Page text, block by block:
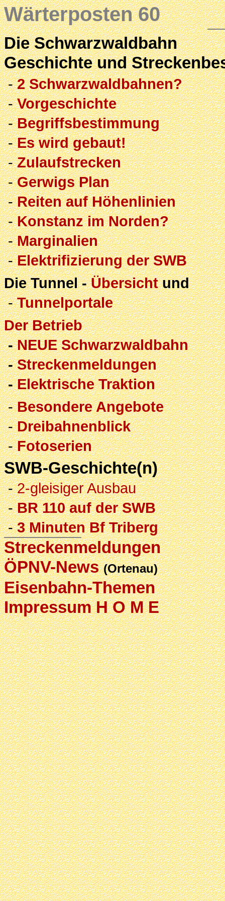
Wärterposten 60
Die Schwarzwaldbahn
Geschichte und
-2 Schwarzwaldbahnen?
-Vorgeschichte
-Begriffsbestimmung
-Es wird gebaut!
-Zulaufstrecken
-Gerwigs Plan
-Reiten auf Höhenlinien
-Konstanz im Norden?
-Marginalien
-Elektrifizierung der SWB
Die Tunnel -Übersichtund
-Tunnelportale
Der Betrieb
-NEUE Schwarzwaldbahn
-Streckenmeldungen
-Elektrische Traktion
-Besondere Angebote
-Dreibahnenblick
-Fotoserien
SWB-Geschichte(n)
-2-gleisiger Ausbau
-BR 110 auf der SWB
-3 Minuten Bf Triberg
Streckenmeldungen
ÖPNV-News (Ortenau)
Eisenbahn-Themen
Impressum H O M E